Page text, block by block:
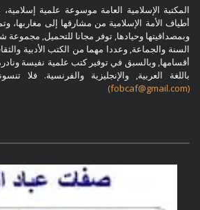
المكتبة الإسلامية العامة موسوعة علمية
أطياف الأمة الإسلامية من مشارقها إلى مغاربها،
وبمصداقيتها وحيادها, توفر مجانا للتحميل,
السنة والجماعة, وعددا مهما من الكتب الأدبية
أقسامها, وبالسبق في توفير كتب علمية نفيسة
باللغة العربية, والإنجليزية والفرنسية. فلا
(fobcaf@gmail.com)